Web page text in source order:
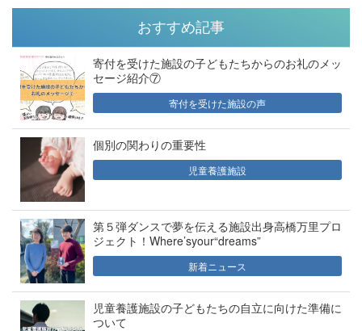
おすすめ記事
寄付を受けた施設の子どもたちからのお礼のメッ
セージ紹介⑦
寄付を受けた施設の声
個別の関わりの重要性
児童養護施設
第５弾ダンスで夢を伝える施設出身高橋万里プロ
ジェクト！Where’syour“dreams”
新着ニュース
児童養護施設の子どもたちの自立に向けた準備に
ついて